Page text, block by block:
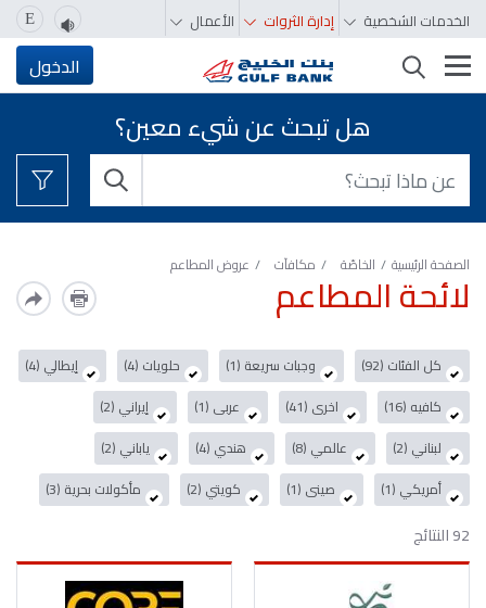
الخدمات الشخصية إدارة الثروات الأعمال E
تغيير التصفّح الدخول
هل تبحث عن شيء معين؟
الصفحة الرئيسية الخاصّة مكافآت عروض المطاعم
لائحة المطاعم
كل الفئات (92) وجبات سريعة (1) حلويات (4)
إيطالي (4)
كافيه (16)
اخرى (41) عربى (1)
إيراني (2)
لبناني (2)
عالمي (8) هندي (4)
ياباني (2)
أمريكي (1)
صينى (1) كويتي (2) مأكولات بحرية (3)
92 النتائج